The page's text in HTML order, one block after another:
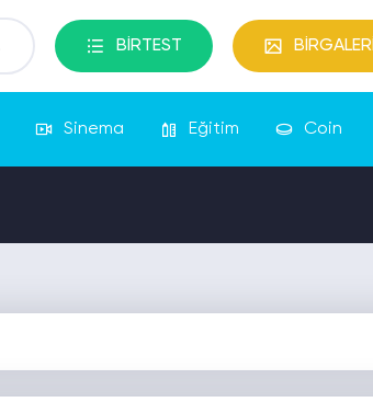
BİRTEST BİRGALERİ
Sinema Eğitim Coin